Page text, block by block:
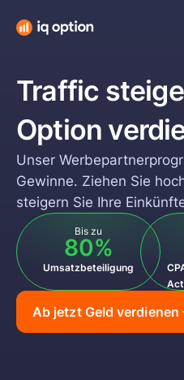
Vorteile
Zahlungen
Angebote
Bewertungen
Traffic
Option
Unser
Gewinne. Ziehen Sie
steigern Sie Ihre
Bis zu
80%
Umsatzbeteiligung
Ab jetzt Geld verdienen